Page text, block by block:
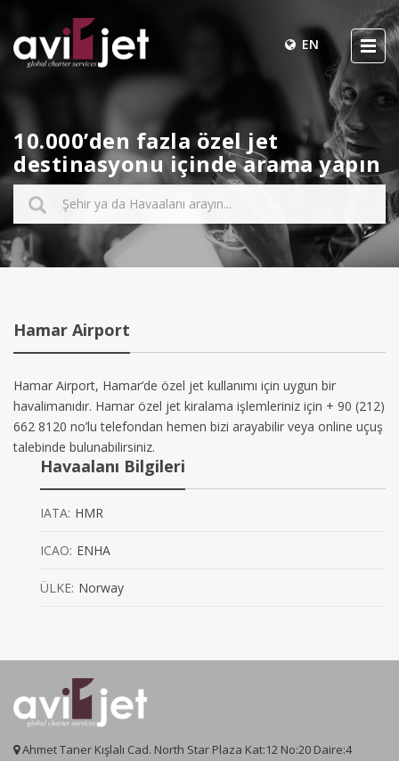
EN
10.000’den fazla özel jet
destinasyonu içinde arama yapın
Hamar Airport
Hamar Airport, Hamar’de özel jet kullanımı için uygun bir
havalimanıdır. Hamar özel jet kiralama işlemleriniz için + 90 (212)
662 8120 no’lu telefondan hemen bizi arayabilir veya online uçuş
talebinde bulunabilirsiniz.
Havaalanı Bilgileri
IATA: HMR
ICAO: ENHA
ÜLKE: Norway
Ahmet Taner Kışlalı Cad. North Star Plaza Kat:12 No:20 Daire:4